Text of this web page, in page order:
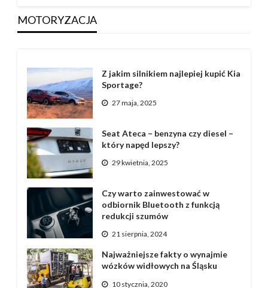
MOTORYZACJA
Z jakim silnikiem najlepiej kupić Kia
Sportage?
27 maja, 2025
Seat Ateca – benzyna czy diesel –
który napęd lepszy?
29 kwietnia, 2025
Czy warto zainwestować w
odbiornik Bluetooth z funkcją
redukcji szumów
21 sierpnia, 2024
Najważniejsze fakty o wynajmie
wózków widłowych na Śląsku
10 stycznia, 2020